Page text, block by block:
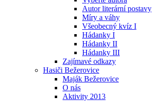
Autor literární postavy
Míry a váhy
Všeobecný kvíz I
Hádanky I
Hádanky II
Hádanky III
Zajímavé odkazy
Hasiči Bežerovice
Maják Bežerovice
O nás
Aktivity 2013